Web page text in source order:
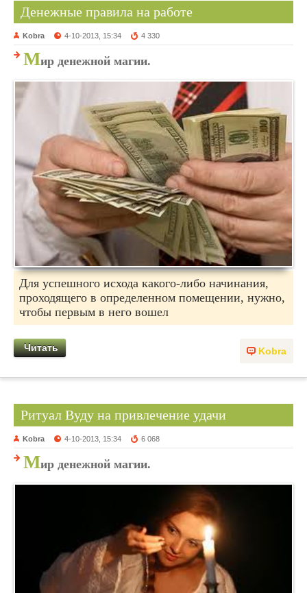
Денежные правила на работе
Kobra 4-10-2013, 15:34 4 330
Мир денежной магии.
Для успешного исхода какого-либо начинания,
проходящего в определенном помещении, нужно,
чтобы первым в него вошел
Kobra
Читать
Ритуал Вуду на привлечение удачи
Kobra 4-10-2013, 15:34 6 068
Мир денежной магии.